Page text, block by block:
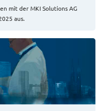
mit der MKI Solutions AG
aus.